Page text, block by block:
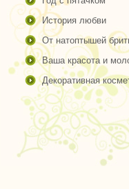
история любви
от натоптышей
ваша красота и
декоративная